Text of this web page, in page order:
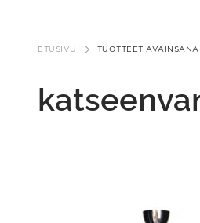
sisältöönETUSIVU TUOTTEET
This